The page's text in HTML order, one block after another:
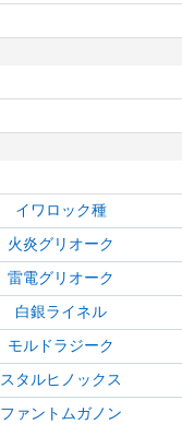
イワロック種
火炎グリオーク
雷電グリオーク
白銀ライネル
モルドラジーク
スタルヒノックス
ファントムガノン